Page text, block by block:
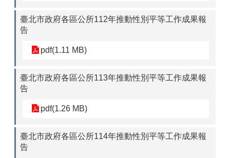
臺北市政府各區公所112年推動性別平等工作成果報
告
pdf(1.11 MB)
臺北市政府各區公所113年推動性別平等工作成果報
告
pdf(1.26 MB)
臺北市政府各區公所114年推動性別平等工作成果報
告